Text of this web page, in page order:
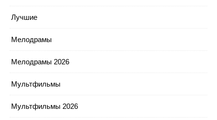
Лучшие
Мелодрамы
Мелодрамы 2026
Мультфильмы
Мультфильмы 2026